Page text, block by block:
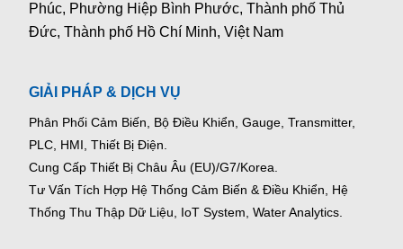
Phúc, Phường Hiệp Bình Phước, Thành phố Thủ
Đức, Thành phố Hồ Chí Minh, Việt Nam
GIẢI PHÁP & DỊCH VỤ
Phân Phối Cảm Biến, Bộ Điều Khiển, Gauge, Transmitter,
PLC, HMI, Thiết Bị Điện.
Cung Cấp Thiết Bị Châu Âu (EU)/G7/Korea.
Tư Vấn Tích Hợp Hệ Thống Cảm Biến & Điều Khiển, Hệ
Thống Thu Thập Dữ Liệu, IoT System, Water Analytics.